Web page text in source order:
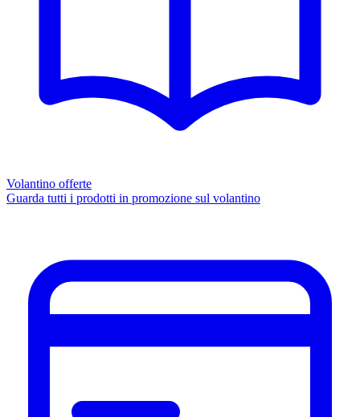
Volantino offerte
Guarda tutti i prodotti in promozione sul volantino